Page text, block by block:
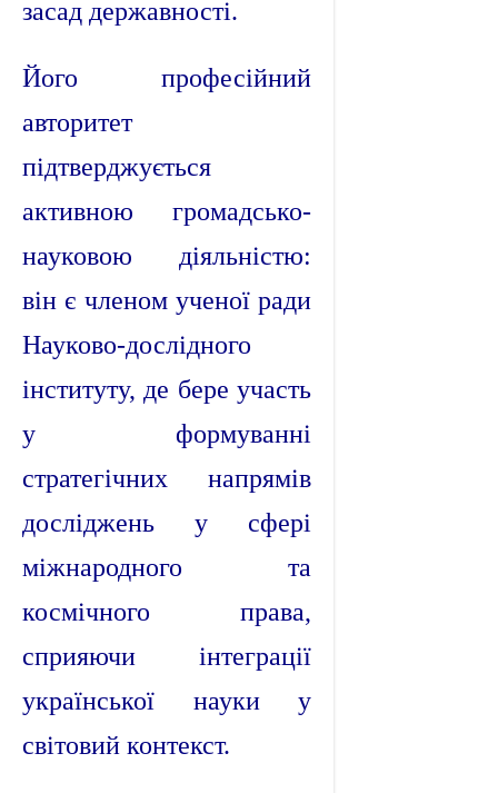
засад державності.
Його професійний
авторитет
підтверджується
активною громадсько-
науковою діяльністю:
він є членом ученої ради
Науково-дослідного
інституту, де бере участь
у формуванні
стратегічних напрямів
досліджень у сфері
міжнародного та
космічного права,
сприяючи інтеграції
української науки у
світовий контекст.